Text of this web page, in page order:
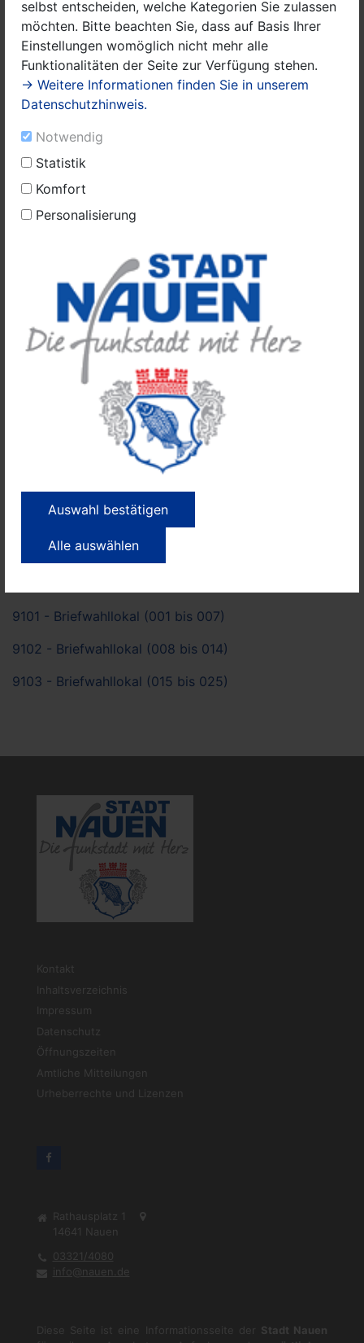
selbst entscheiden, welche Kategorien Sie zulassen
möchten. Bitte beachten Sie, dass auf Basis Ihrer
Einstellungen womöglich nicht mehr alle
Funktionalitäten der Seite zur Verfügung stehen.
→ Weitere Informationen finden Sie in unserem
Datenschutzhinweis.
Notwendig
Statistik
Komfort
Personalisierung
Auswahl bestätigen
Alle auswählen
008 - Graf-Arco-Schule I
009 - Graf-Arco-Schule II
010 - Kita Kinderland
011 - Grundschule Am Lindenplatz
012 - AWO
013 - FGZ
014 - OT Schwanebeck
016 - OT Groß Behnitz
017 - OT Klein Behnitz
018 - OT Markee
019 - OT Wachow
020 - OT Kienberg
023 - OT Bergerdamm
024 - OT Lietzow
9101 - Briefwahllokal (001 bis 007)
9102 - Briefwahllokal (008 bis 014)
9103 - Briefwahllokal (015 bis 025)
Kontakt
Inhaltsverzeichnis
Impressum
Datenschutz
Öffnungszeiten
Amtliche Mitteilungen
Urheberrechte und Lizenzen
Rathausplatz 1
14641
Nauen
03321/4080
info@nauen.de
Diese Seite ist eine Informationsseite der Stadt Nauen